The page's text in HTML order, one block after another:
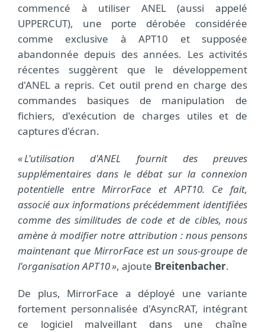
commencé à utiliser ANEL (aussi appelé
UPPERCUT), une porte dérobée considérée
comme exclusive à APT10 et supposée
abandonnée depuis des années. Les activités
récentes suggèrent que le développement
d'ANEL a repris. Cet outil prend en charge des
commandes basiques de manipulation de
fichiers, d'exécution de charges utiles et de
captures d'écran.
« L'utilisation d'ANEL fournit des preuves
supplémentaires dans le débat sur la connexion
potentielle entre MirrorFace et APT10. Ce fait,
associé aux informations précédemment identifiées
comme des similitudes de code et de cibles, nous
amène à modifier notre attribution : nous pensons
maintenant que MirrorFace est un sous-groupe de
l'organisation APT10 », ajoute Breitenbacher.
De plus, MirrorFace a déployé une variante
fortement personnalisée d'AsyncRAT, intégrant
ce logiciel malveillant dans une chaîne